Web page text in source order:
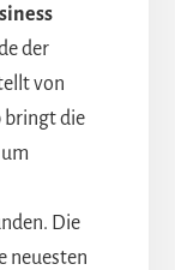
der
von
bringt die
Die
neuesten